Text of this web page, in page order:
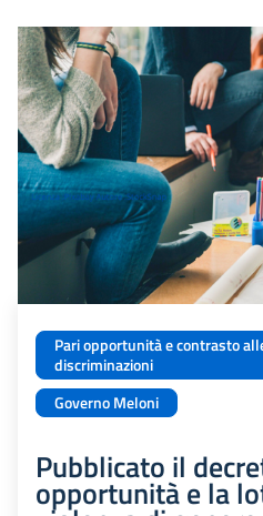
Pari opportunità e contrasto
discriminazioni
Governo Meloni
Pubblicato il
opportunità e la